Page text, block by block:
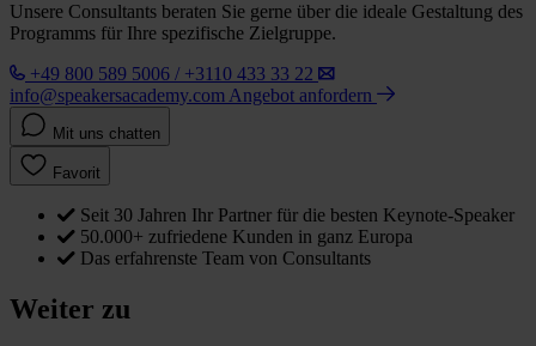
Unsere Consultants beraten Sie gerne über die ideale Gestaltung des
Programms für Ihre spezifische Zielgruppe.
+49 800 589 5006 / +3110 433 33 22
info@speakersacademy.com Angebot anfordern
Mit uns chatten
Favorit
Seit 30 Jahren Ihr Partner für die besten Keynote-Speaker
50.000+ zufriedene Kunden in ganz Europa
Das erfahrenste Team von Consultants
Weiter zu